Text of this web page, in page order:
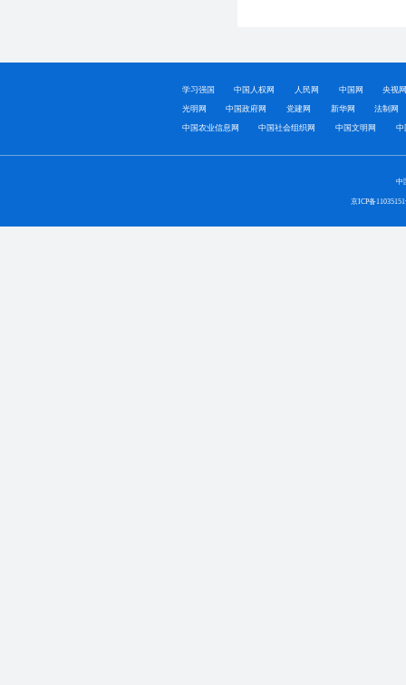
学习强国 中国人权网 人民网 中国网 央视
光明网 中国政府网 党建网 新华网 法制网
中国农业信息网 中国社会组织网 中国文明网 中
中
京ICP备